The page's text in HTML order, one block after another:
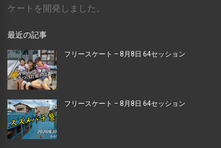
ケートを開発しました。
最近の記事
フリースケート – 8月8日 64セッション
フリースケート – 8月8日 64セッション